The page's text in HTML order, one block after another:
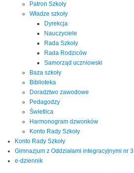
Patron Szkoły
Władze szkoły
Dyrekcja
Nauczyciele
Rada Szkoły
Rada Rodziców
Samorząd uczniowski
Baza szkoły
Biblioteka
Doradztwo zawodowe
Pedagodzy
Świetlica
Harmonogram dzwonków
Konto Rady Szkoły
Konto Rady Szkoły
Gimnazjum z Oddziałami integracyjnymi nr 3
e-dziennik